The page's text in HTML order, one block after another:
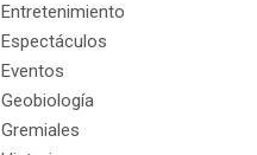
Entretenimiento
Espectáculos
Eventos
Geobiología
Gremiales